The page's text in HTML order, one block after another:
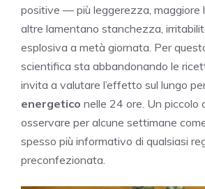
positive — più leggerezza,
altre lamentano stanchezza,
esplosiva a metà giornata. Per
scientifica sta abbandonando le
invita a valutare l’effetto sul lungo
energetico nelle 24 ore. Un piccolo
osservare per alcune settimane
spesso più informativo di qualsiasi
preconfezionata.